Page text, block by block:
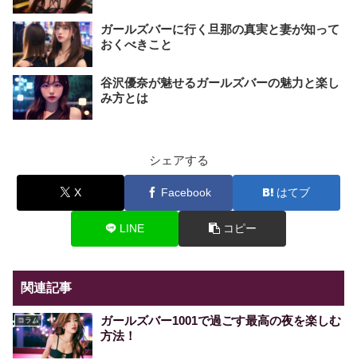
ガールズバーに行く旦那の真実と妻が知って
おくべきこと
谷沢優奈が魅せるガールズバーの魅力と楽し
み方とは
シェアする
X Facebook はてブ
LINE コピー
関連記事
コラム
ガールズバー1001で過ごす最高の夜を楽しむ
方法！